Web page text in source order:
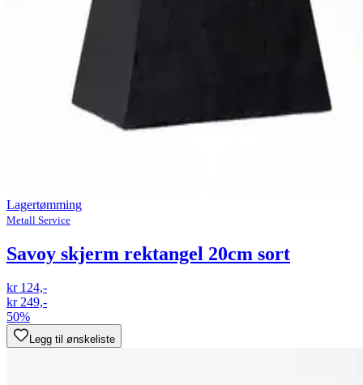
Lagertømming
Metall Service
Savoy skjerm rektangel 20cm sort
kr 124,-
kr 249,-
50%
Legg til ønskeliste